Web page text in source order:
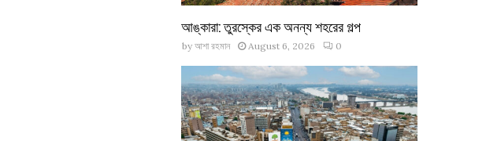
আঙ্কারা: তুরস্কের এক অনন্য শহরের গল্প
by আশা রহমান August 6, 2026 0